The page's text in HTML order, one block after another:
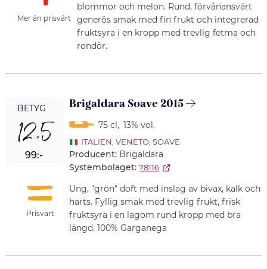
Mer än prisvärt
blommor och melon. Rund, förvånansvärt
generös smak med fin frukt och integrerad
fruktsyra i en kropp med trevlig fetma och
rondör.
BETYG
12,5
99:-
Prisvärt
Brigaldara Soave 2015
75 cl, 13% vol.
ITALIEN VENETO, SOAVE
Producent: Brigaldara
Systembolaget: 78116
Ung, "grön" doft med inslag av bivax, kalk och
harts. Fyllig smak med trevlig frukt, frisk
fruktsyra i en lagom rund kropp med bra
längd. 100% Garganega